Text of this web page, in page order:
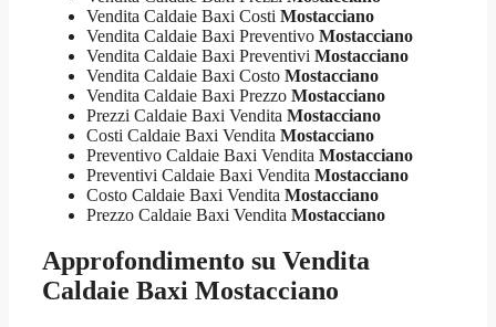
Vendita Caldaie Baxi Costi Mostacciano
Vendita Caldaie Baxi Preventivo Mostacciano
Vendita Caldaie Baxi Preventivi Mostacciano
Vendita Caldaie Baxi Costo Mostacciano
Vendita Caldaie Baxi Prezzo Mostacciano
Prezzi Caldaie Baxi Vendita Mostacciano
Costi Caldaie Baxi Vendita Mostacciano
Preventivo Caldaie Baxi Vendita Mostacciano
Preventivi Caldaie Baxi Vendita Mostacciano
Costo Caldaie Baxi Vendita Mostacciano
Prezzo Caldaie Baxi Vendita Mostacciano
Approfondimento su Vendita
Caldaie Baxi Mostacciano